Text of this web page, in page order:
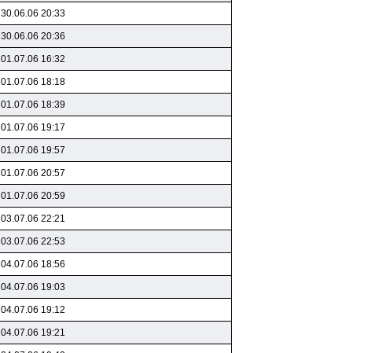
30.06.06 20:33
30.06.06 20:36
01.07.06 16:32
01.07.06 18:18
01.07.06 18:39
01.07.06 19:17
01.07.06 19:57
01.07.06 20:57
01.07.06 20:59
03.07.06 22:21
03.07.06 22:53
04.07.06 18:56
04.07.06 19:03
04.07.06 19:12
04.07.06 19:21